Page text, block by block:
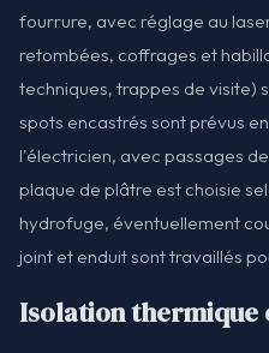
fourrure, avec réglage au
retombées, coffrages et
techniques, trappes de visite)
spots encastrés sont prévus
l'électricien, avec passages
plaque de plâtre est choisie
hydrofuge, éventuellement
joint et enduit sont travaillés
Isolation thermique